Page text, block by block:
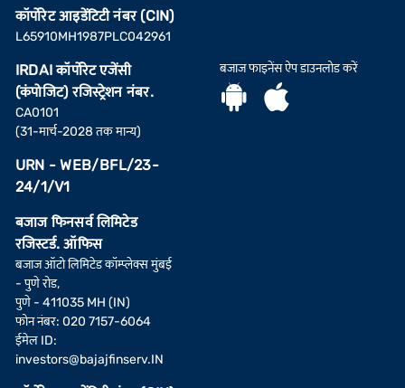
कॉर्पोरेट आइडेंटिटी नंबर (CIN)
L65910MH1987PLC042961
IRDAI कॉर्पोरेट एजेंसी
(कंपोजिट) रजिस्ट्रेशन नंबर.
CA0101
(31-मार्च-2028 तक मान्य)
URN - WEB/BFL/23-
24/1/V1
बजाज फिनसर्व लिमिटेड
रजिस्टर्ड. ऑफिस
बजाज ऑटो लिमिटेड कॉम्प्लेक्स मुंबई
- पुणे रोड,
पुणे - 411035 MH (IN)
फोन नंबर: 020 7157-6064
ईमेल ID:
investors@bajajfinserv.IN
बजाज फाइनेंस ऐप डाउनलोड करें